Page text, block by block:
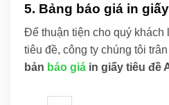
5. Bảng báo giá in
Để thuận tiện cho quý khách
tiêu đề, công ty chúng tôi
bản báo giá in giấy tiêu đề